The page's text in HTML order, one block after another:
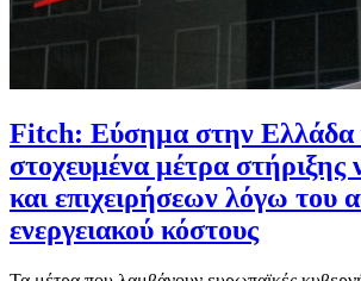
Fitch: Εύσημα στην Ελλάδα
στοχευμένα μέτρα στήριξης
και επιχειρήσεων λόγω του
ενεργειακού κόστους